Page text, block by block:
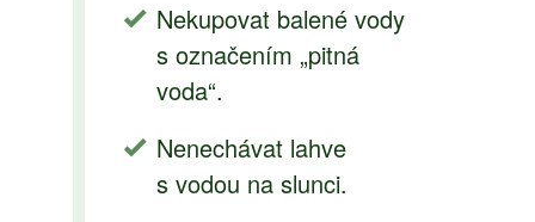
Nekupovat balené vody
s označením „pitná
voda“.
Nenechávat lahve
s vodou na slunci.